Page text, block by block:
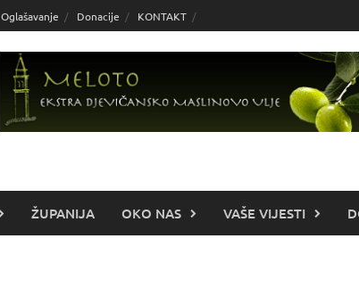
Oglašavanje Donacije KONTAKT
ŽUPANIJA OKO NAS VAŠE VIJESTI